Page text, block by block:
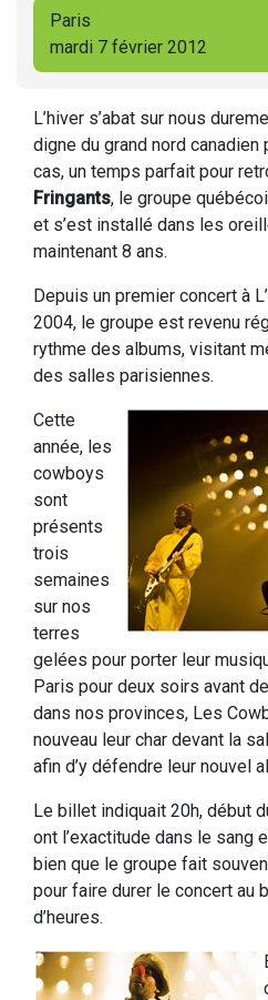
Paris
mardi 7 février 2012
L’hiver s’abat sur nous
digne du grand nord canadien
cas, un temps parfait pour
Fringants, le groupe
et s’est installé dans les
maintenant 8 ans.
Depuis un premier concert à
2004, le groupe est revenu
rythme des albums, visitant
des salles parisiennes.
Cette
année, les
cowboys
sont
présents
trois
semaines
sur nos
terres
gelées pour porter leur
Paris pour deux soirs avant
dans nos provinces, Les
nouveau leur char devant la
afin d’y défendre leur nouvel
Le billet indiquait 20h, début
ont l’exactitude dans le sang
bien que le groupe fait
pour faire durer le concert au
d’heures.